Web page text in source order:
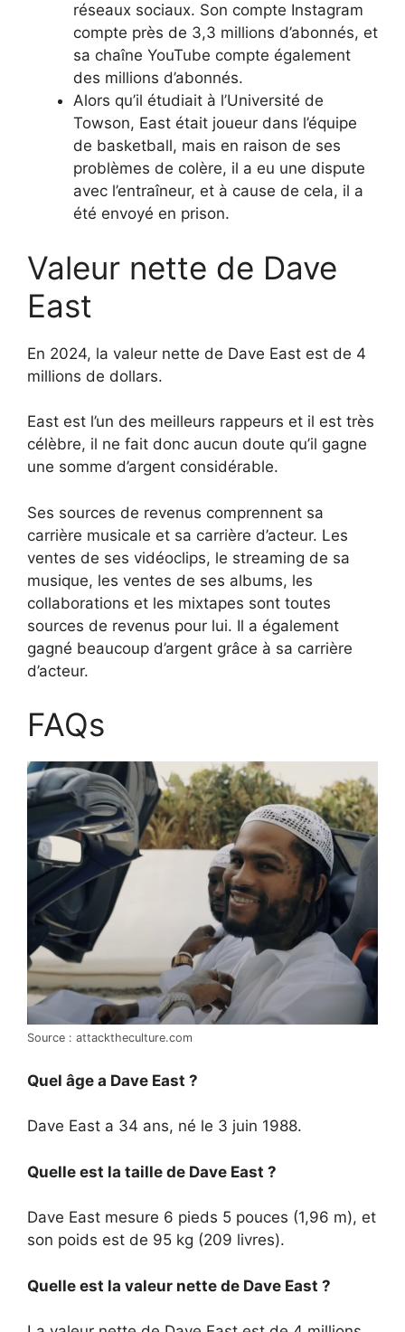
réseaux sociaux. Son compte Instagram
compte près de 3,3 millions d’abonnés, et
sa chaîne YouTube compte également
des millions d’abonnés.
Alors qu’il étudiait à l’Université de
Towson, East était joueur dans l’équipe
de basketball, mais en raison de ses
problèmes de colère, il a eu une dispute
avec l’entraîneur, et à cause de cela, il a
été envoyé en prison.
Valeur nette de Dave
East
En 2024, la valeur nette de Dave East est de 4
millions de dollars.
East est l’un des meilleurs rappeurs et il est très
célèbre, il ne fait donc aucun doute qu’il gagne
une somme d’argent considérable.
Ses sources de revenus comprennent sa
carrière musicale et sa carrière d’acteur. Les
ventes de ses vidéoclips, le streaming de sa
musique, les ventes de ses albums, les
collaborations et les mixtapes sont toutes
sources de revenus pour lui. Il a également
gagné beaucoup d’argent grâce à sa carrière
d’acteur.
FAQs
Source : attacktheculture.com
Quel âge a Dave East ?
Dave East a 34 ans, né le 3 juin 1988.
Quelle est la taille de Dave East ?
Dave East mesure 6 pieds 5 pouces (1,96 m), et
son poids est de 95 kg (209 livres).
Quelle est la valeur nette de Dave East ?